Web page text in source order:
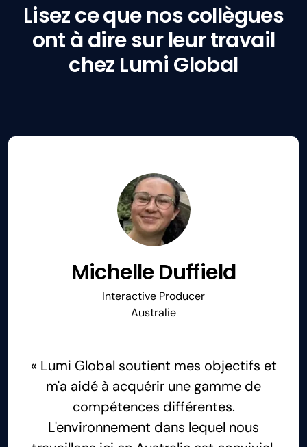
Lisez ce que nos collègues
ont à dire sur leur travail
chez Lumi Global
Michelle Duffield
Interactive Producer
Australie
« Lumi Global soutient mes objectifs et
m'a aidé à acquérir une gamme de
compétences différentes.
L'environnement dans lequel nous